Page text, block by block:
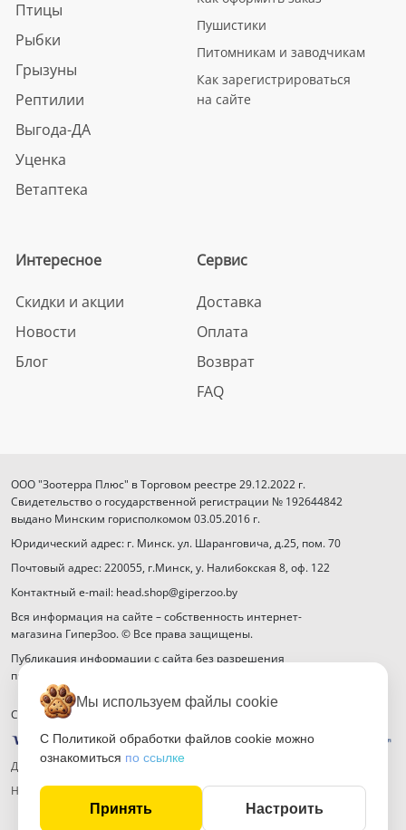
Птицы
Рыбки
Грызуны
Рептилии
Выгода-ДА
Уценка
Ветаптека
Пушистики
Питомникам и заводчикам
Как зарегистрироваться
на сайте
Интересное
Скидки и акции
Новости
Блог
Сервис
Доставка
Оплата
Возврат
FAQ
ООО "Зоотерра Плюс" в Торговом реестре 29.12.2022 г.
Свидетельство о государственной регистрации № 192644842
выдано Минским горисполкомом 03.05.2016 г.
Юридический адрес: г. Минск. ул. Шаранговича, д.25, пом. 70
Почтовый адрес: 220055, г.Минск, у. Налибокская 8, оф. 122
Контактный e-mail: head.shop@giperzoo.by
Вся информация на сайте – собственность интернет-
магазина ГиперЗоо. © Все права защищены.
Публикация информации с сайта без разрешения
правообладателя запрещена.
Способы оплаты
Договор публичной оферты
Настройка файлов cookie
Мы используем файлы cookie
С Политикой обработки файлов cookie можно
ознакомиться по ссылке
Принять Настроить